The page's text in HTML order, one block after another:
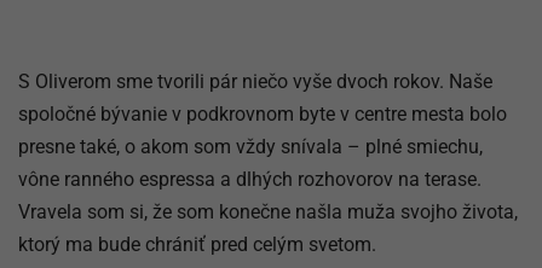
S Oliverom sme tvorili pár niečo vyše dvoch rokov. Naše
spoločné bývanie v podkrovnom byte v centre mesta bolo
presne také, o akom som vždy snívala – plné smiechu,
vône ranného espressa a dlhých rozhovorov na terase.
Vravela som si, že som konečne našla muža svojho života,
ktorý ma bude chrániť pred celým svetom.